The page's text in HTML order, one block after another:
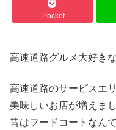
Pocket
高速道路グルメ大好き
高速道路のサービスエ
美味しいお店が増えまし
昔はフードコートなん